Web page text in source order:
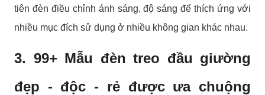
tiên đèn điều chỉnh ánh sáng, độ sáng để thích ứng với
nhiều mục đích sử dụng ở nhiều không gian khác nhau.
3. 99+ Mẫu đèn treo đầu giường
đẹp - độc - rẻ được ưa chuộng